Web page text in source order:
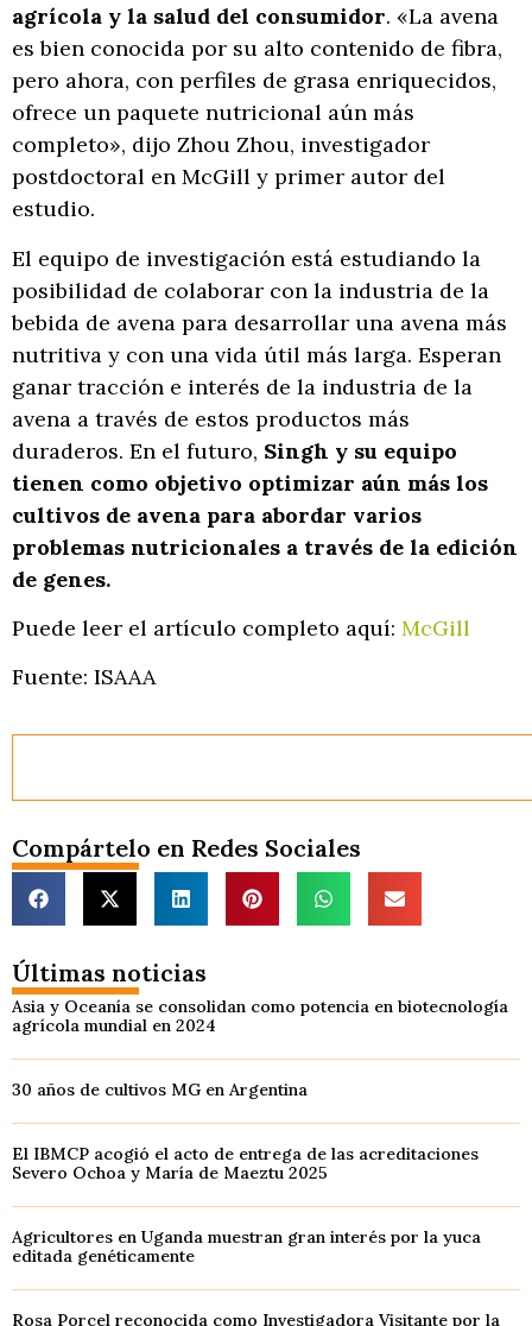
agrícola y la salud del consumidor. «La avena
es bien conocida por su alto contenido de fibra,
pero ahora, con perfiles de grasa enriquecidos,
ofrece un paquete nutricional aún más
completo», dijo Zhou Zhou, investigador
postdoctoral en McGill y primer autor del
estudio.
El equipo de investigación está estudiando la
posibilidad de colaborar con la industria de la
bebida de avena para desarrollar una avena más
nutritiva y con una vida útil más larga. Esperan
ganar tracción e interés de la industria de la
avena a través de estos productos más
duraderos. En el futuro, Singh y su equipo
tienen como objetivo optimizar aún más los
cultivos de avena para abordar varios
problemas nutricionales a través de la edición
de genes.
Puede leer el artículo completo aquí: McGill
Fuente: ISAAA
Compártelo en Redes Sociales
Últimas noticias
Asia y Oceanía se consolidan como potencia en biotecnología
agrícola mundial en 2024
30 años de cultivos MG en Argentina
El IBMCP acogió el acto de entrega de las acreditaciones
Severo Ochoa y María de Maeztu 2025
Agricultores en Uganda muestran gran interés por la yuca
editada genéticamente
Rosa Porcel reconocida como Investigadora Visitante por la